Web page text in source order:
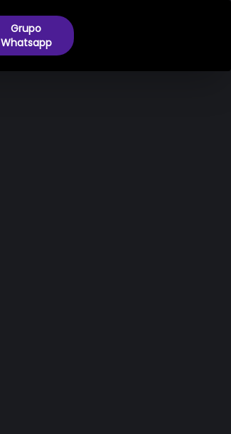
Grupo
Whatsapp